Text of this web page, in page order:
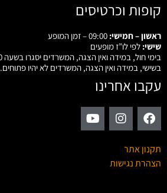
קופות וכרטיסים
ראשון – חמישי:
שישי: לפי לו”ז מופעים
בימי חול, במידה ואין הצגה, המשרדים יסגרו בשעה 16:00.
בשישי, במידה ואין הצגה, המשרדים לא יהיו פתוחים.
עקבו אחרינו
תקנון אתר
הצהרת נגישות